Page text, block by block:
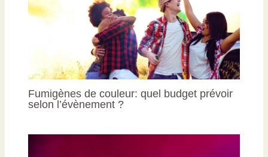
Fumigènes de couleur: quel budget prévoir
selon l’évènement ?